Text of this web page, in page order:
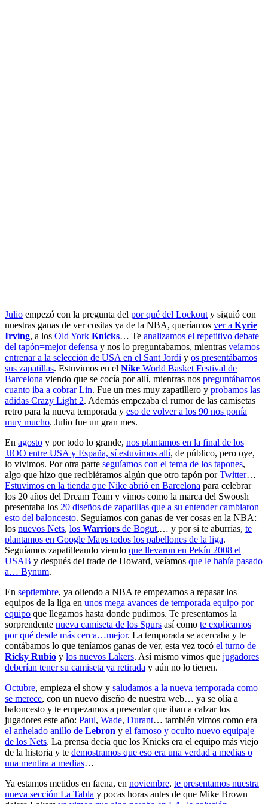
Julio empezó con la pregunta del por qué del Lockout y siguió con
nuestras ganas de ver cositas ya de la NBA, queríamos ver a Kyrie
Irving, a los Old York Knicks… Te analizamos el repetitivo debate
del tapón=mejor defensa y nos lo preguntabamos, mientras veíamos
entrenar a la selección de USA en el Sant Jordi y os presentábamos
sus zapatillas. Estuvimos en el Nike World Basket Festival de
Barcelona viendo que se cocía por allí, mientras nos preguntábamos
cuanto iba a cobrar Lin. Fue un mes muy zapatillero y probamos las
adidas Crazy Light 2. Además empezaba el rumor de las camisetas
retro para la nueva temporada y eso de volver a los 90 nos ponía
muy mucho. Julio fue un gran mes.
En agosto y por todo lo grande, nos plantamos en la final de los
JJOO entre USA y España, sí estuvimos allí, de público, pero oye,
lo vivimos. Por otra parte seguíamos con el tema de los tapones,
algo que hizo que recibiéramos algún que otro tapón porTwitter…
Estuvimos en la tienda que Nike abrió en Barcelona para celebrar
los 20 años del Dream Team y vimos como la marca del Swoosh
presentaba los 20 diseños de zapatillas que a su entender cambiaron
esto del baloncesto. Seguíamos con ganas de ver cosas en la NBA:
los nuevos Nets, los Warriors de Bogut,… y por si te aburrías, te
plantamos en Google Maps todos los pabellones de la liga.
Seguíamos zapatilleando viendo que llevaron en Pekín 2008 el
USAB y después del trade de Howard, veíamos que le había pasado
a… Bynum.
En septiembre, ya oliendo a NBA te empezamos a repasar los
equipos de la liga en unos mega avances de temporada equipo por
equipo que llegamos hasta donde pudimos. Te presentamos la
sorprendente nueva camiseta de los Spurs así como te explicamos
por qué desde más cerca…mejor. La temporada se acercaba y te
contábamos lo que teníamos ganas de ver, esta vez tocó el turno de
Ricky Rubio y los nuevos Lakers. Así mismo vimos que jugadores
deberían tener su camiseta ya retirada y aún no lo tienen.
Octubre, empieza el show y saludamos a la nueva temporada como
se merece, con un nuevo diseño de nuestra web… ya se olía a
baloncesto y te empezamos a presentar que iban a calzar los
jugadores este año: Paul, Wade, Durant… también vimos como era
el anhelado anillo de Lebron y el famoso y oculto nuevo equipaje
de los Nets. La prensa decía que los Knicks era el equipo más viejo
de la historia y te demostramos que eso era una verdad a medias o
una mentira a medias…
Ya estamos metidos en faena, en noviembre, te presentamos nuestra
nueva sección La Tabla y pocas horas antes de que Mike Brown